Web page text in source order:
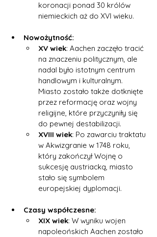
koronacji ponad 30 królów
niemieckich aż do XVI wieku.
Nowożytność:
XV wiek: Aachen zaczęło tracić
na znaczeniu politycznym, ale
nadal było istotnym centrum
handlowym i kulturalnym.
Miasto zostało także dotknięte
przez reformację oraz wojny
religijne, które przyczyniły się
do pewnej destabilizacji.
XVIII wiek: Po zawarciu traktatu
w Akwizgranie w 1748 roku,
który zakończył Wojnę o
sukcesję austriacką, miasto
stało się symbolem
europejskiej dyplomacji.
Czasy współczesne:
XIX wiek: W wyniku wojen
napoleońskich Aachen zostało